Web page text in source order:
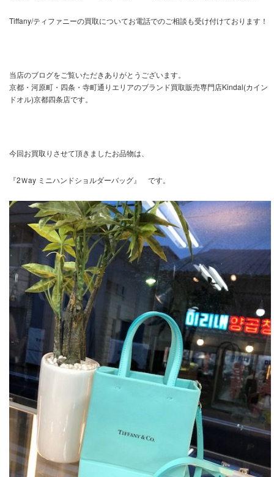
Tiffany/ティファニーの買取についてお電話でのご相談も受け付けております！
当店のブログをご覧いただきありがとうございます。
京都・河原町・四条・寺町通りエリアのブランド買取販売専門店Kindal(カイン
ドオル)京都四条店です。
今回お買取りさせて頂きましたお品物は、
『2Ｗay ミニハンドショルダーバッグ』 です。